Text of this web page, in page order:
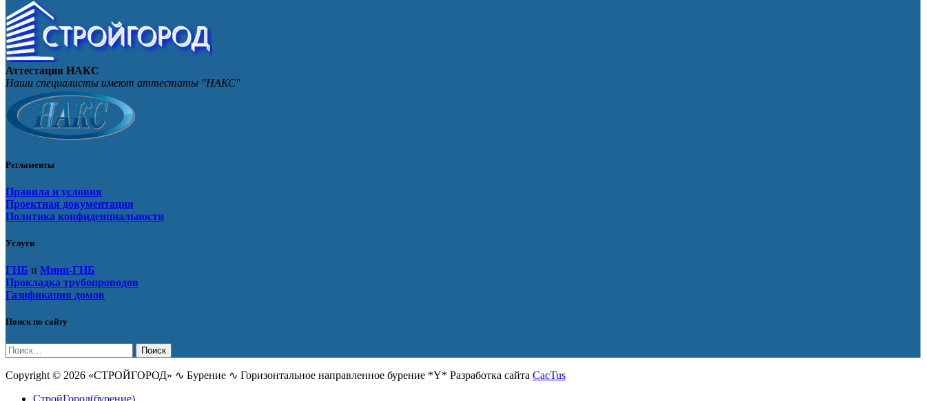
Аттестация НАКС
Наши специалисты имеют аттестаты "НАКС"
Регламенты
Правила и условия
Проектная документация
Политика конфиденциальности
Услуги
ГНБ и Мини-ГНБ
Прокладка трубопроводов
Газификация домов
Поиск по сайту
Найти:
Copyright © 2026 «СТРОЙГОРОД» ∿ Бурение ∿ Горизонтальное направленное бурение *Y* Разработка сайта CacTus
СтройГород(бурение)